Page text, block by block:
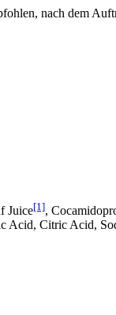
nach dem
Juice[1],
Acid, Citric Acid,